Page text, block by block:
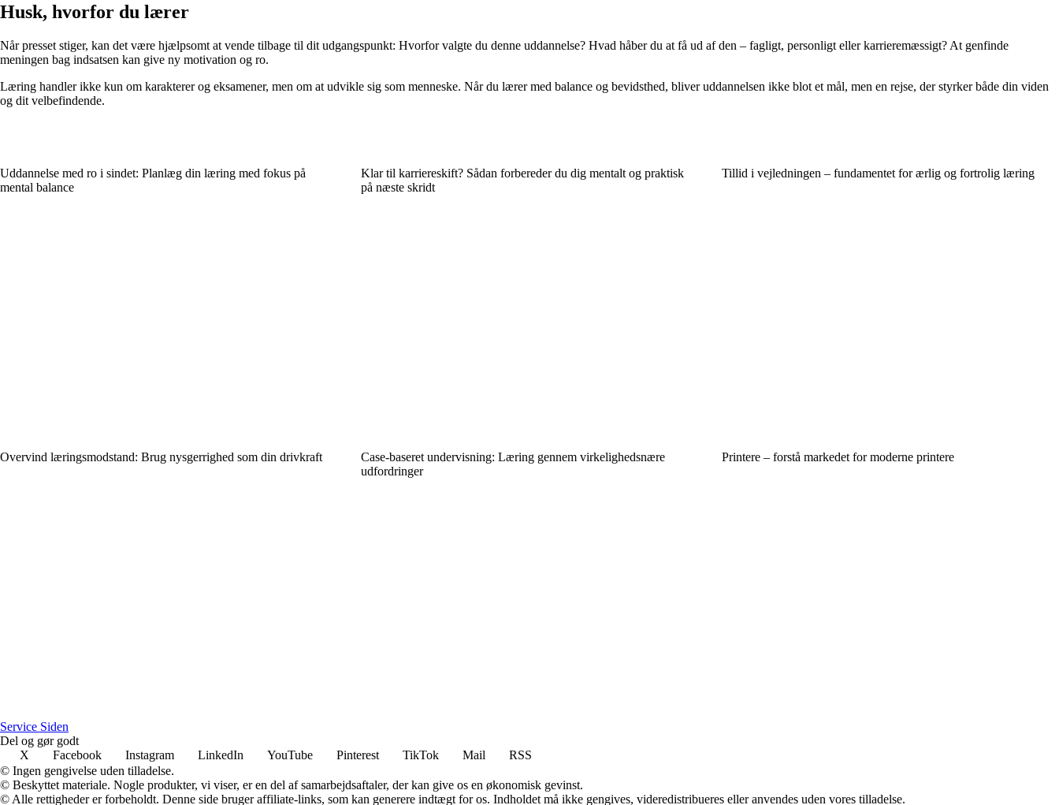
Husk, hvorfor du lærer
Når presset stiger, kan det være hjælpsomt at vende tilbage til dit udgangspunkt: Hvorfor valgte du denne uddannelse? Hvad håber du at få ud af den – fagligt, personligt eller karrieremæssigt? At genfinde
meningen bag indsatsen kan give ny motivation og ro.
Læring handler ikke kun om karakterer og eksamener, men om at udvikle sig som menneske. Når du lærer med balance og bevidsthed, bliver uddannelsen ikke blot et mål, men en rejse, der styrker både din viden
og dit velbefindende.
Uddannelse med ro i sindet: Planlæg din læring med fokus på
mental balance
Klar til karriereskift? Sådan forbereder du dig mentalt og praktisk
på næste skridt
Tillid i vejledningen – fundamentet for ærlig og fortrolig læring
Overvind læringsmodstand: Brug nysgerrighed som din drivkraft
Case-baseret undervisning: Læring gennem virkelighedsnære
udfordringer
Printere – forstå markedet for moderne printere
Service Siden
Del og gør godt
X
Facebook Instagram LinkedIn YouTube Pinterest TikTok Mail
RSS
© Ingen gengivelse uden tilladelse.
© Beskyttet materiale. Nogle produkter, vi viser, er en del af samarbejdsaftaler, der kan give os en økonomisk gevinst.
© Alle rettigheder er forbeholdt. Denne side bruger affiliate-links, som kan generere indtægt for os. Indholdet må ikke gengives, videredistribueres eller anvendes uden vores tilladelse.